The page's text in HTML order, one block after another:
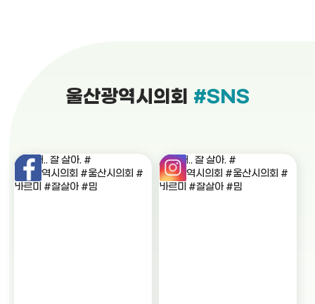
울산광역시의회 #SNS